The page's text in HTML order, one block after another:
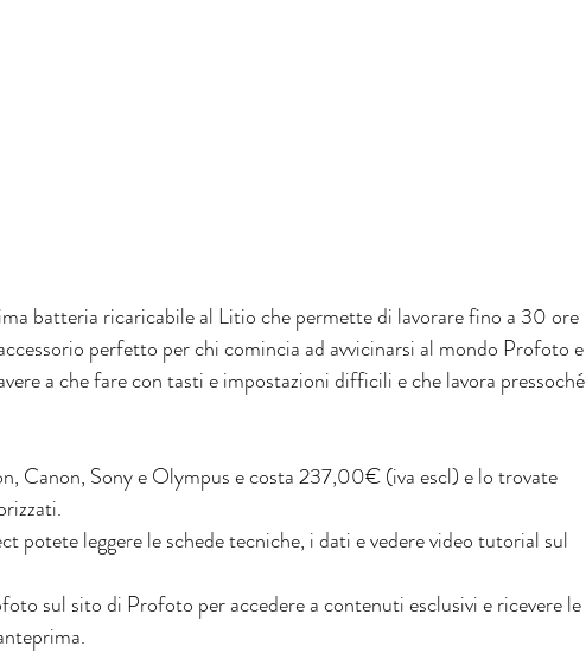
batteria ricaricabile al Litio che permette di lavorare fino a 30 ore
perfetto per chi comincia ad avvicinarsi al mondo Profoto e
a che fare con tasti e impostazioni difficili e che lavora pressoché
Canon, Sony e Olympus e costa 237,00€ (iva escl) e lo trovate
potete leggere le schede tecniche, i dati e vedere video tutorial sul
sul sito di Profoto per accedere a contenuti esclusivi e ricevere le